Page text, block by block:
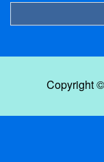
Copyright